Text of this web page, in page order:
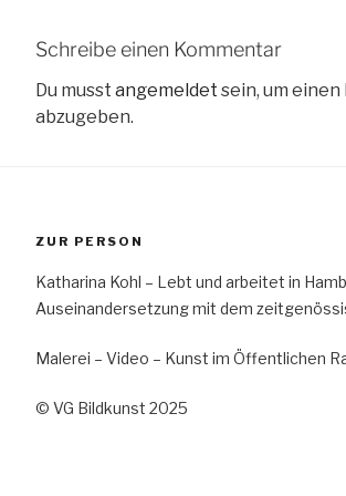
Schreibe einen Kommentar
Du musst angemeldet sein, um
abzugeben.
ZUR PERSON
Katharina Kohl – Lebt und arbeitet in
Auseinandersetzung mit dem
Malerei – Video – Kunst im Öffentlichen
© VG Bildkunst 2025